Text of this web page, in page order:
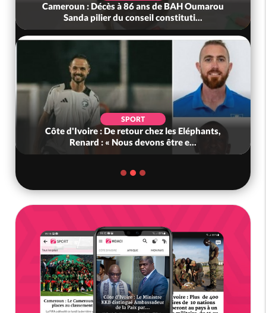
Cameroun : Décès à 86 ans de BAH Oumarou
Sanda pilier du conseil constituti...
SPORT
Côte d'Ivoire : De retour chez les Eléphants,
Renard : « Nous devons être e...